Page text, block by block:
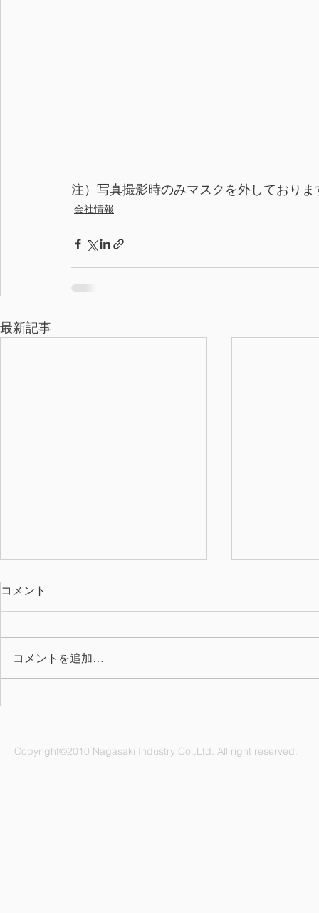
注）写真撮影時のみマスクを外しておりま
会社情報
最新記事
お氷代・お
コメント
コメントを追加…
Copyright©2010 Nagasaki Industry Co.,Ltd. All right reserved.